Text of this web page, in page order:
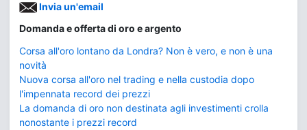
Invia un'email
Domanda e offerta di oro e argento
Corsa all'oro lontano da Londra? Non è vero, e non è una
novità
Nuova corsa all'oro nel trading e nella custodia dopo
l'impennata record dei prezzi
La domanda di oro non destinata agli investimenti crolla
nonostante i prezzi record